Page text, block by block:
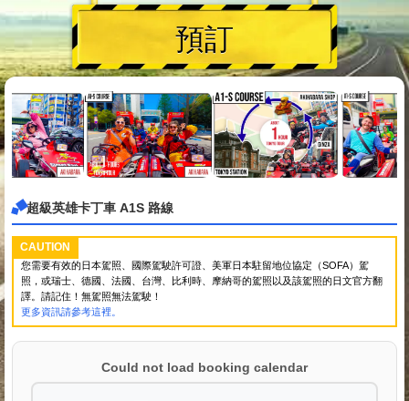
預訂
超級英雄卡丁車 A1S 路線
CAUTION
您需要有效的日本駕照、國際駕駛許可證、美軍日本駐留地位協定（SOFA）駕
照，或瑞士、德國、法國、台灣、比利時、摩納哥的駕照以及該駕照的日文官方翻
譯。請記住！無駕照無法駕駛！
更多資訊請參考這裡。
Could not load booking calendar